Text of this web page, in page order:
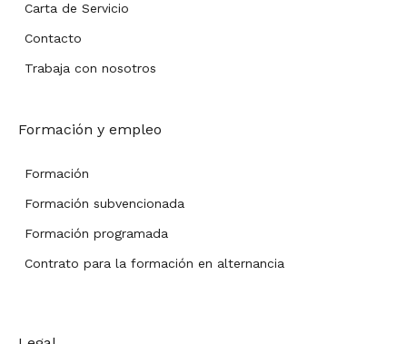
Carta de Servicio
Contacto
Trabaja con nosotros
Formación y empleo
Formación
Formación subvencionada
Formación programada
Contrato para la formación en alternancia